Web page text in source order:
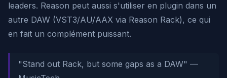
leaders. Reason peut aussi s'utiliser en plugin dans un
autre DAW (VST3/AU/AAX via Reason Rack), ce qui
en fait un complément puissant.
"Stand out Rack, but some gaps as a DAW" —